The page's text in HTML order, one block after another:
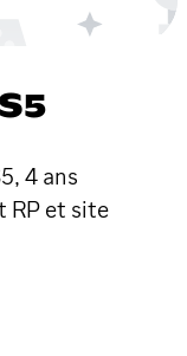
4 ans
RP et site